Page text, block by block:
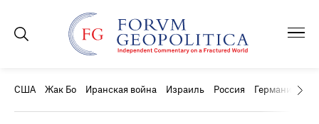
США Жак Бо Иранская война Израиль Россия Германия